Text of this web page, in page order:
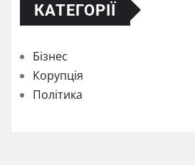
КАТЕГОРІЇ
Бізнес
Корупція
Політика